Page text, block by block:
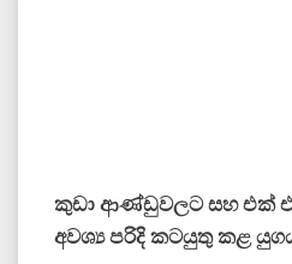
කුඩා ආණ්ඩුවලට සහ එක්
අවශ්‍ය පරිදි කටයුතු කළ